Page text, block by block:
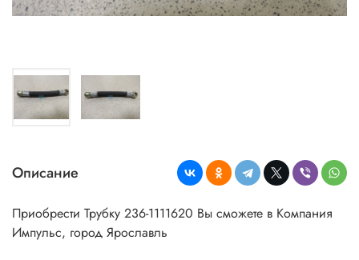
Описание
Приобрести Трубку 236-1111620 Вы сможете в Компания
Импульс, город Ярославль